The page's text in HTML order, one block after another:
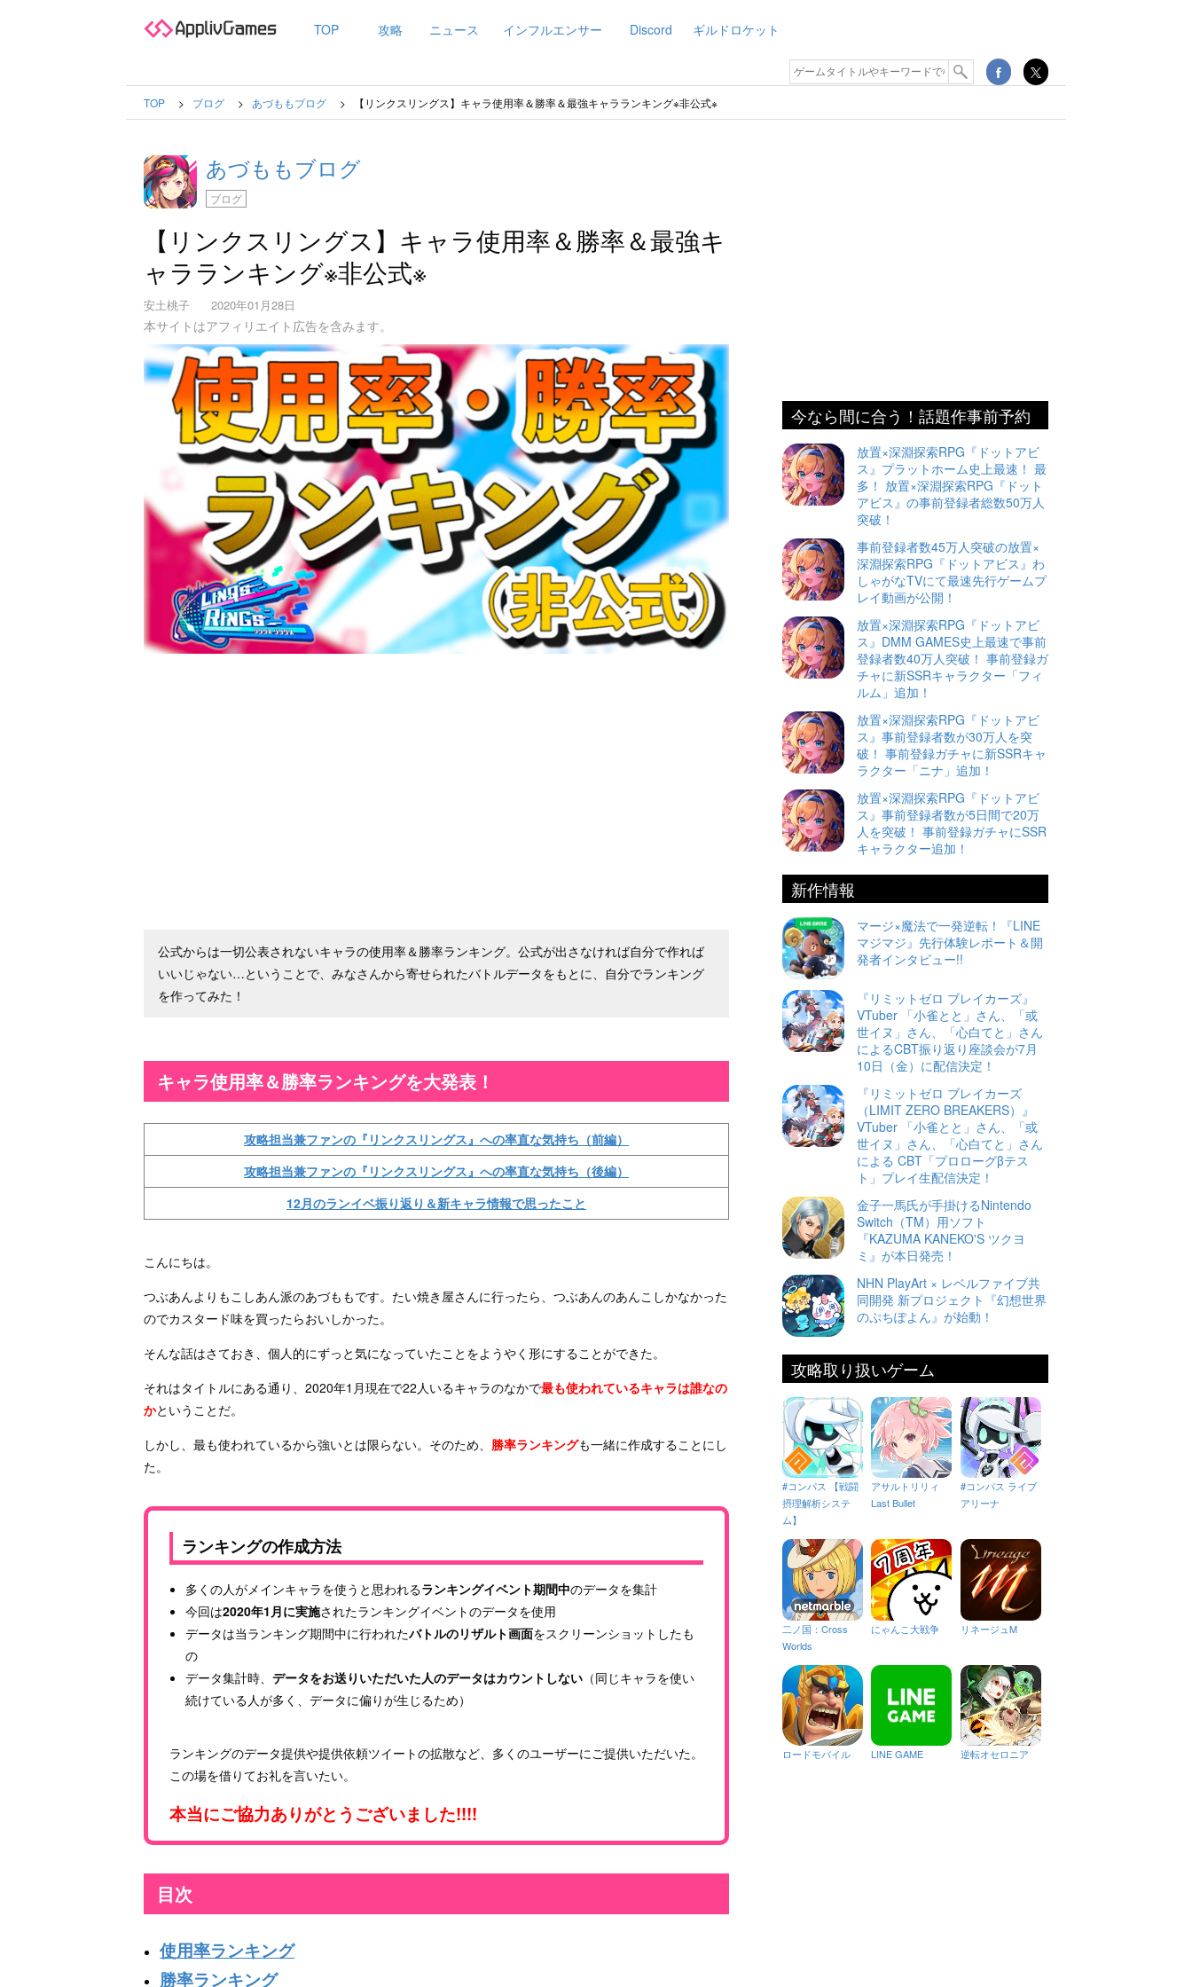
TOP 攻略 ニュース インフルエンサー Discord ギルドロケット
TOP ブログ あづももブログ 【リンクスリングス】キャラ使用率＆勝率＆最強キャラランキング※非公式※
あづももブログ
ブログ
【リンクスリングス】キャラ使用率＆勝率＆最強キ
ャラランキング※非公式※
安土桃子 2020年01月28日
本サイトはアフィリエイト広告を含みます。
公式からは一切公表されないキャラの使用率＆勝率ランキング。公式が出さなければ自分で作れば
いいじゃない…ということで、みなさんから寄せられたバトルデータをもとに、自分でランキング
を作ってみた！
キャラ使用率＆勝率ランキングを大発表！
攻略担当兼ファンの『リンクスリングス』への率直な気持ち（前編）
攻略担当兼ファンの『リンクスリングス』への率直な気持ち（後編）
12月のランイベ振り返り＆新キャラ情報で思ったこと
こんにちは。
つぶあんよりもこしあん派のあづももです。たい焼き屋さんに行ったら、つぶあんのあんこしかなかった
のでカスタード味を買ったらおいしかった。
そんな話はさておき、個人的にずっと気になっていたことをようやく形にすることができた。
それはタイトルにある通り、2020年1月現在で22人いるキャラのなかで最も使われているキャラは誰なの
かということだ。
しかし、最も使われているから強いとは限らない。そのため、 勝率ランキングも一緒に作成することにし
た。
ランキングの作成方法
多くの人がメインキャラを使うと思われるランキングイベント期間中のデータを集計
今回は2020年1月に実施されたランキングイベントのデータを使用
データは当ランキング期間中に行われたバトルのリザルト画面をスクリーンショットしたも
の
データ集計時、データをお送りいただいた人のデータはカウントしない （同じキャラを使い
続けている人が多く、データに偏りが生じるため）
ランキングのデータ提供や提供依頼ツイートの拡散など、多くのユーザーにご提供いただいた。
この場を借りてお礼を言いたい。
本当にご協力ありがとうございました!!!!
目次
使用率ランキング
勝率ランキング
今なら間に合う！話題作事前予約
放置×深淵探索RPG『ドットアビ
ス』プラットホーム史上最速！ 最
多！ 放置×深淵探索RPG『ドット
アビス』の事前登録者総数50万人
突破！
事前登録者数45万人突破の放置×
深淵探索RPG『ドットアビス』わ
しゃがなTVにて最速先行ゲームプ
レイ動画が公開！
放置×深淵探索RPG『ドットアビ
ス』DMM GAMES史上最速で事前
登録者数40万人突破！ 事前登録ガ
チャに新SSRキャラクター「フィ
ルム」追加！
放置×深淵探索RPG『ドットアビ
ス』事前登録者数が30万人を突
破！ 事前登録ガチャに新SSRキャ
ラクター「ニナ」追加！
放置×深淵探索RPG『ドットアビ
ス』事前登録者数が5日間で20万
人を突破！ 事前登録ガチャにSSR
キャラクター追加！
新作情報
マージ×魔法で一発逆転！『LINE
マジマジ』先行体験レポート＆開
発者インタビュー!!
『リミットゼロ ブレイカーズ』
VTuber 「小雀とと」さん、「或
世イヌ」さん、「心白てと」さん
によるCBT振り返り座談会が7月
10日（金）に配信決定！
『リミットゼロ ブレイカーズ
（LIMIT ZERO BREAKERS）』
VTuber 「小雀とと」さん、「或
世イヌ」さん、「心白てと」さん
による CBT「プロローグβテス
ト」プレイ生配信決定！
金子一馬氏が手掛けるNintendo
Switch（TM）用ソフト
『KAZUMA KANEKO'S ツクヨ
ミ』が本日発売！
NHN PlayArt × レベルファイブ共
同開発 新プロジェクト『幻想世界
のぷちぽよん』が始動！
攻略取り扱いゲーム
#コンパス 【戦闘
摂理解析システ
ム】
アサルトリリィ
Last Bullet
#コンパス ライブ
アリーナ
二ノ国：Cross
Worlds
にゃんこ大戦争 リネージュM
ロードモバイル LINE GAME 逆転オセロニア